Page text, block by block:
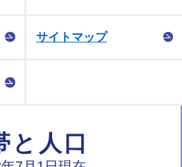
サイトマップ